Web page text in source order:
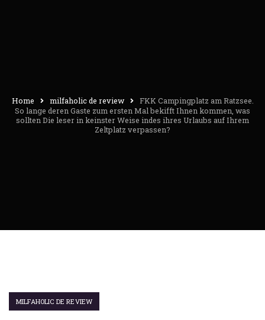
Home milfaholic de review
FKK Campingplatz am Ratzsee.
So lange deren Gaste zum ersten Mal bekifft Ihnen kommen, was
sollten Die leser in keinster Weise indes ihres Urlaubs auf Ihrem
Zeltplatz verpassen?
MILFAHOLIC DE REVIEW